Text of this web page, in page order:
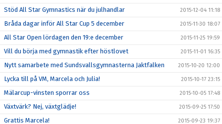
Stöd All Star Gymnastics när du julhandlar 2015-12-04 11:18
Bråda dagar inför All Star Cup 5 december 2015-11-30 18:07
All Star Open lördagen den 19:e december 2015-11-25 19:59
Vill du börja med gymnastik efter höstlovet 2015-11-01 16:35
Nytt samarbete med Sundsvallsgymnasterna Jaktfalken 2015-10-20 12:00
Lycka till på VM, Marcela och Julia! 2015-10-17 23:15
Mälarcup-vinsten sporrar oss 2015-10-05 17:48
Växtvärk? Nej, växtglädje! 2015-09-25 17:50
Grattis Marcela! 2015-09-23 19:37